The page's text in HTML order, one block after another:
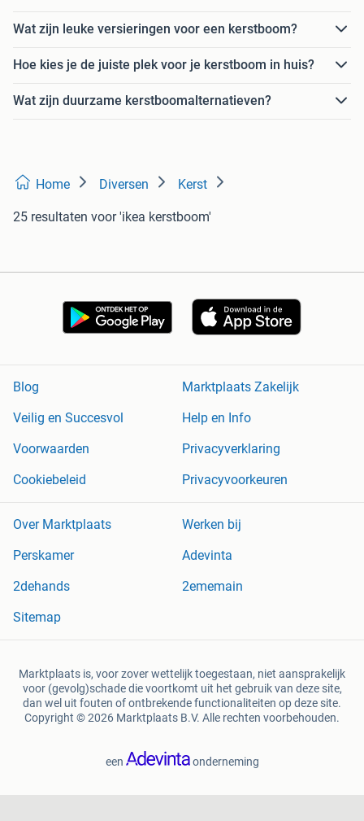
Wat zijn leuke versieringen voor een kerstboom?
Hoe kies je de juiste plek voor je kerstboom in huis?
Wat zijn duurzame kerstboomalternatieven?
Home Diversen Kerst
25 resultaten voor 'ikea kerstboom'
Blog
Marktplaats Zakelijk
Veilig en Succesvol
Help en Info
Voorwaarden
Privacyverklaring
Cookiebeleid
Privacyvoorkeuren
Over Marktplaats
Werken bij
Perskamer
Adevinta
2dehands
2ememain
Sitemap
Marktplaats is, voor zover wettelijk toegestaan, niet aansprakelijk
voor (gevolg)schade die voortkomt uit het gebruik van deze site,
dan wel uit fouten of ontbrekende functionaliteiten op deze site.
Copyright © 2026 Marktplaats B.V. Alle rechten voorbehouden.
een onderneming